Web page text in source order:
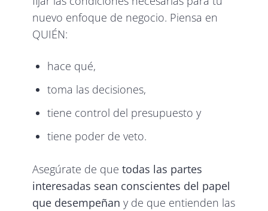
nuevo enfoque de negocio. Piensa en
QUIÉN:
hace qué,
toma las decisiones,
tiene control del presupuesto y
tiene poder de veto.
Asegúrate de quetodas las partes
interesadas sean conscientes del papel
que desempeñan y de que entienden las